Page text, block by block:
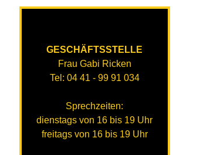
GESCHÄFTSSTELLE
Frau Gabi Ricken
Tel: 04 41 - 99 91 034
Sprechzeiten:
dienstags von 16 bis 19 Uhr
freitags von 16 bis 19 Uhr